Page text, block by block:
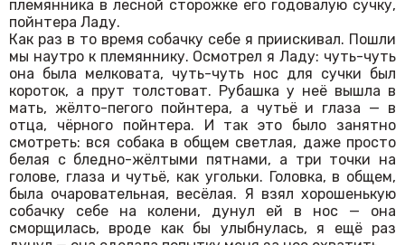
племянника в лесной сторожке его годовалую сучку,
пойнтера Ладу.
Как раз в то время собачку себе я приискивал. Пошли
мы наутро к племяннику. Осмотрел я Ладу: чуть-чуть
она была мелковата, чуть-чуть нос для сучки был
короток, а прут толстоват. Рубашка у неё вышла в
мать, жёлто-пегого пойнтера, а чутьё и глаза — в
отца, чёрного пойнтера. И так это было занятно
смотреть: вся собака в общем светлая, даже просто
белая с бледно-жёлтыми пятнами, а три точки на
голове, глаза и чутьё, как угольки. Головка, в общем,
была очаровательная, весёлая. Я взял хорошенькую
собачку себе на колени, дунул ей в нос — она
сморщилась, вроде как бы улыбнулась, я ещё раз